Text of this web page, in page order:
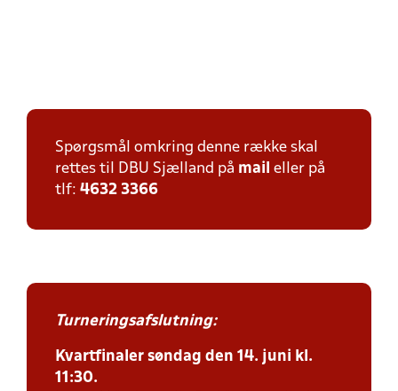
Spørgsmål omkring denne række skal
rettes til DBU Sjælland på mail eller på
tlf: 4632 3366
Turneringsafslutning:
Kvartfinaler søndag den 14. juni kl.
11:30.